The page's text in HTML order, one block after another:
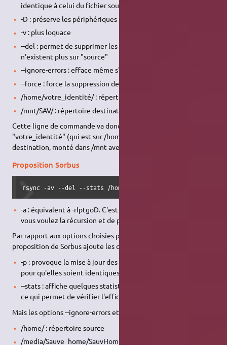
identique à celui du fichier source
-D : préserve les périphériques
-v : plus loquace
--del : permet de supprimer les fichiers sur "destination" qui
n'existent plus sur "source"
--ignore-errors : efface même s'il y a eu des erreurs E/S
--force : force la suppression de répertoires même non-vides
/home/votre_identité/ : répertoire source
/mnt/SAV/ : répertoire destination
Cette ligne de commande va donc transférer le contenu de
"votre_identité" (qui est sur /home) vers le disque dur de
destination, monté dans /mnt avec comme nom "SAV".
Proposition Sorbus
rsync -av --del --stats /home/ /media/Sauve_home/
-a : équivalent à -rlptgoD. C'est un moyen rapide de dire que
vous voulez la récursion et de préserver pratiquement tout
Par rapport aux options choisies par soupaloignon, la
proposition de Sorbus ajoute les options :
-p : provoque la mise à jour des permissions sur la destination
pour qu'elles soient identiques aux permissions sur la source.
--stats : affiche quelques statistiques de transfert de fichiers,
ce qui permet de vérifier l'efficacité de la sauvegarde.
Mais les options --ignore-errors et --force ne sont pas utilisées.
/home/ : répertoire source
/media/Sauve_home/SauvHomeLieu/ : répertoire